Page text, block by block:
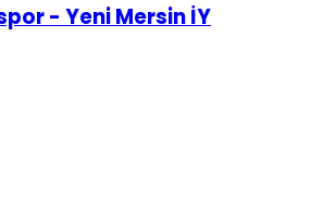
- Yeni Mersin İY